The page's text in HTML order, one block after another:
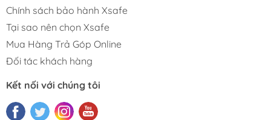
Chính sách bảo hành Xsafe
Tại sao nên chọn Xsafe
Mua Hàng Trả Góp Online
Đối tác khách hàng
Kết nối với chúng tôi